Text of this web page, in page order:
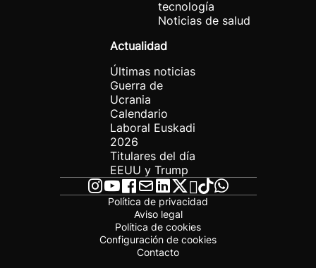
tecnología
Noticias de salud
Actualidad
Últimas noticias
Guerra de
Ucrania
Calendario
Laboral Euskadi
2026
Titulares del día
EEUU y Trump
Política de privacidad
Aviso legal
Política de cookies
Configuración de cookies
Contacto